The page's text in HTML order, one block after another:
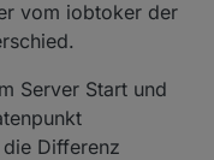
vom iobtoker der
Server Start und
Differenz